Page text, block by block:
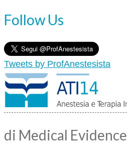
Follow Us
Tweets by ProfAnestesista
di Medical Evidence